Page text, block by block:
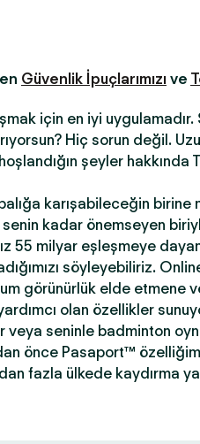
Güvenlik İpuçlarımızı ve
için en iyi uygulamadır.
Hiç sorun değil.
şeyler hakkında
karışabileceğin birine
kadar önemseyen
55 milyar eşleşmeye
söyleyebiliriz.
görünürlük elde etmene
olan özellikler
veya seninle badminton
önce Pasaport™
fazla ülkede kaydırma